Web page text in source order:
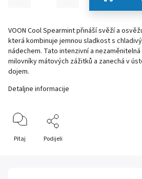
VOON Cool Spearmint přináší svěží a
která kombinuje jemnou sladkost s
nádechem. Tato intenzivní a
milovníky mátových zážitků a zanechá v
dojem.
Detaljne informacije
Pitaj Podijeli